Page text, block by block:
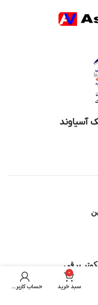
آسیاوند
برقی
0
سبد خرید حساب کاربری من